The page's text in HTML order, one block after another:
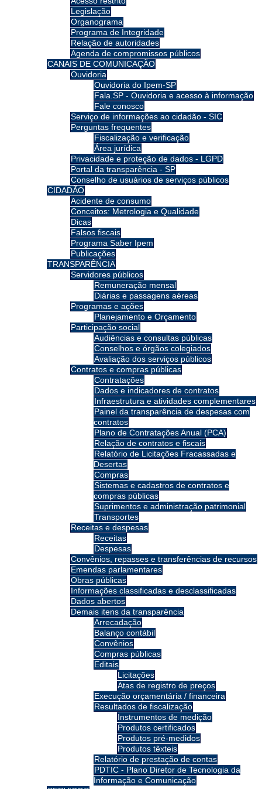
Legislação
Organograma
Programa de Integridade
Relação de autoridades
Agenda de compromissos públicos
CANAIS DE COMUNICAÇÃO
Ouvidoria
Ouvidoria do Ipem-SP
Fala.SP - Ouvidoria e acesso à informação
Fale conosco
Serviço de informações ao cidadão - SIC
Perguntas frequentes
Fiscalização e verificação
Área jurídica
Privacidade e proteção de dados - LGPD
Portal da transparência - SP
Conselho de usuários de serviços públicos
CIDADÃO
Acidente de consumo
Conceitos: Metrologia e Qualidade
Dicas
Falsos fiscais
Programa Saber Ipem
Publicações
TRANSPARÊNCIA
Servidores públicos
Remuneração mensal
Diárias e passagens aéreas
Programas e ações
Planejamento e Orçamento
Participação social
Audiências e consultas públicas
Conselhos e órgãos colegiados
Avaliação dos serviços públicos
Contratos e compras públicas
Contratações
Dados e indicadores de contratos
Infraestrutura e atividades complementares
Painel da transparência de despesas com
contratos
Plano de Contratações Anual (PCA)
Relação de contratos e fiscais
Relatório de Licitações Fracassadas e
Desertas
Compras
Sistemas e cadastros de contratos e
compras públicas
Suprimentos e administração patrimonial
Transportes
Receitas e despesas
Receitas
Despesas
Convênios, repasses e transferências de recursos
Emendas parlamentares
Obras públicas
Informações classificadas e desclassificadas
Dados abertos
Demais itens da transparência
Arrecadação
Balanço contábil
Convênios
Compras públicas
Editais
Licitações
Atas de registro de preços
Execução orçamentária / financeira
Resultados de fiscalização
Instrumentos de medição
Produtos certificados
Produtos pré-medidos
Produtos têxteis
Relatório de prestação de contas
PDTIC - Plano Diretor de Tecnologia da
Informação e Comunicação